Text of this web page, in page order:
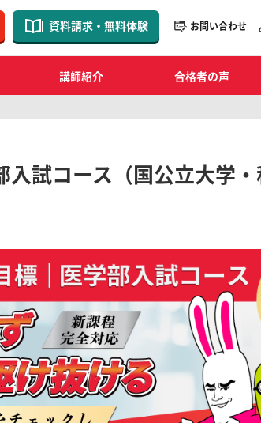
資料請求・無料体験 お問い合わせ
講師紹介 合格者の声
試コース（国公立大学